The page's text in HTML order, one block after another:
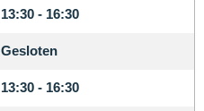
13:30 - 16:30
Gesloten
13:30 - 16:30